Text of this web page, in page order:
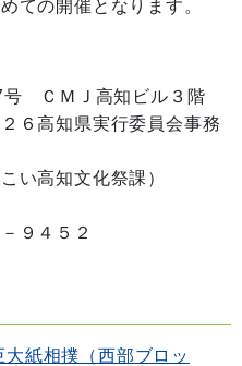
　ＣＭＪ高知ビル３階
６高知県実行委員会事務
い高知文化祭課）
９４５２
紙相撲（西部ブロッ